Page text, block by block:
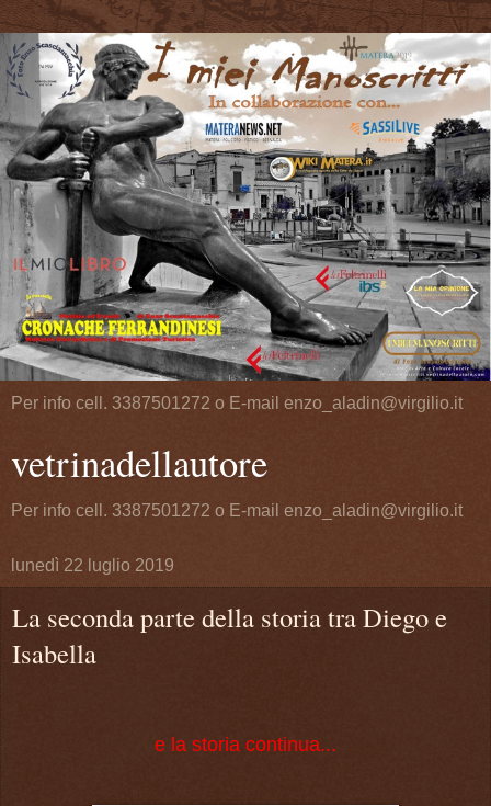
Per info cell. 3387501272 o E-mail enzo_aladin@virgilio.it
vetrinadellautore
Per info cell. 3387501272 o E-mail enzo_aladin@virgilio.it
lunedì 22 luglio 2019
La seconda parte della storia tra Diego e
Isabella
e la storia continua...